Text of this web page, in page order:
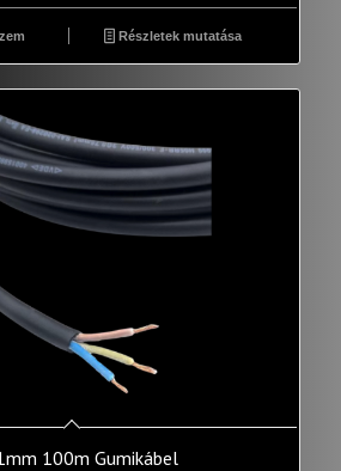
Részletek mutatása
100m Gumikábel